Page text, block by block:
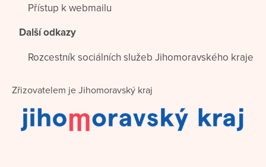
Přístup k webmailu
Další odkazy
Rozcestník sociálních služeb Jihomoravského kraje
Zřizovatelem je Jihomoravský kraj